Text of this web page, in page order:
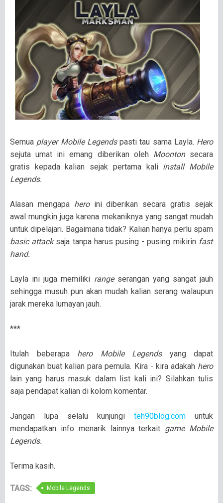
Semua player Mobile Legendspasti tau sama Layla. Hero
sejuta umat ini emang diberikan oleh Moontonsecara
gratis kepada kalian sejak pertama kaliinstall Mobile
Legends.
Alasan mengapa heroini diberikan secara gratis sejak
awal mungkin juga karena mekaniknya yang sangat mudah
untuk dipelajari. Bagaimana tidak? Kalian hanya perlu spam
basic attacksaja tanpa harus pusing - pusing mikirinfast
hand.
Layla ini juga memiliki rangeserangan yang sangat jauh
sehingga musuh pun akan mudah kalian serang walaupun
jarak mereka lumayan jauh.
***
Itulah beberapa hero Mobile Legends yang dapat
digunakan buat kalian para pemula. Kira - kira adakah hero
lain yang harus masuk dalam list kali ini? Silahkan tulis
saja pendapat kalian di kolom komentar.
Jangan lupa selalu kunjungi teh90blog.com untuk
mendapatkan info menarik lainnya terkait game Mobile
Legends.
Terima kasih.
TAGS: Mobile Legends